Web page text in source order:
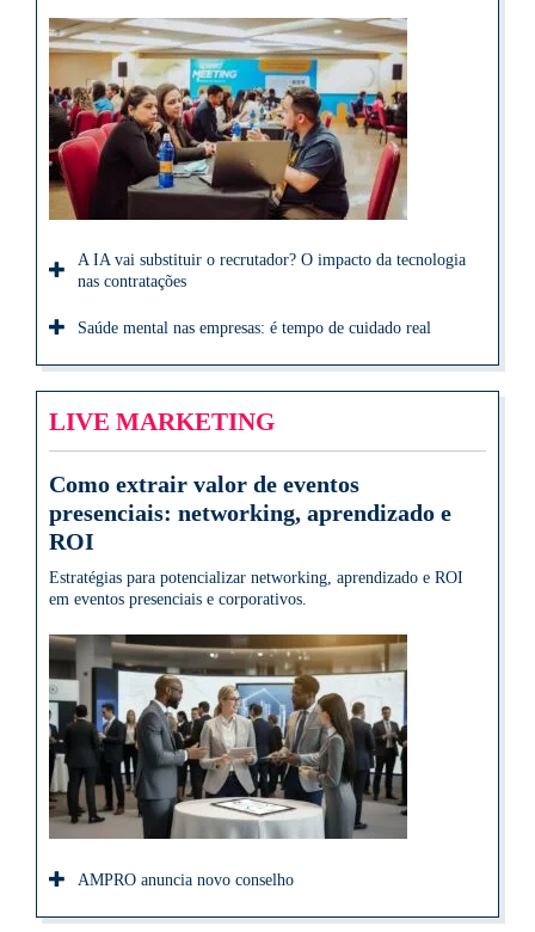
A IA vai substituir o recrutador? O impacto da tecnologia
nas contratações
Saúde mental nas empresas: é tempo de cuidado real
LIVE MARKETING
Como extrair valor de eventos
presenciais: networking, aprendizado e
ROI
Estratégias para potencializar networking, aprendizado e ROI
em eventos presenciais e corporativos.
AMPRO anuncia novo conselho